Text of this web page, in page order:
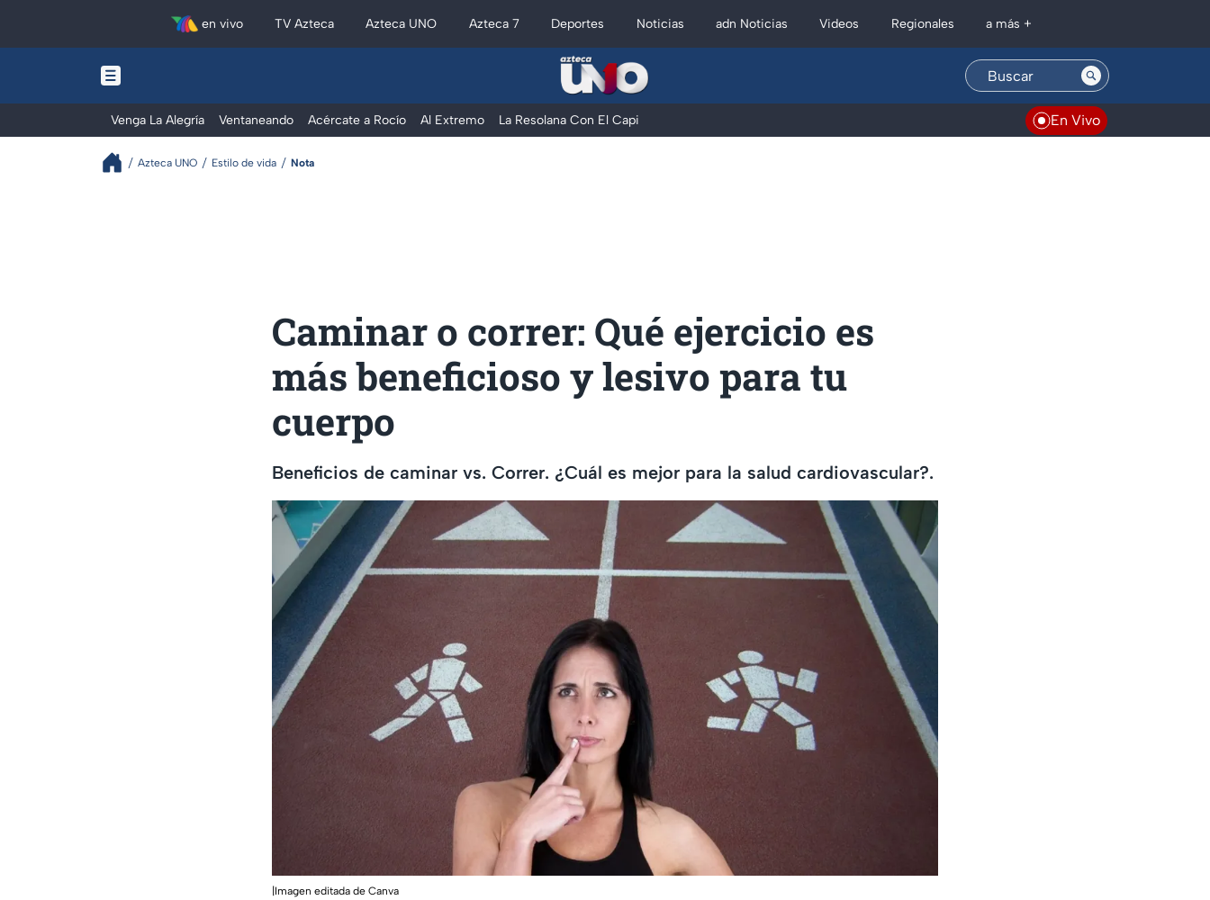
en vivo TV Azteca Azteca UNO Azteca 7 Deportes Noticias adn Noticias Videos Regionales a más +
Venga La Alegría Ventaneando Acércate a Rocío Al Extremo La Resolana Con El Capi En Vivo
Azteca UNO Estilo de vida Nota
Caminar o correr: Qué ejercicio es
más beneficioso y lesivo para tu
cuerpo
Beneficios de caminar vs. Correr. ¿Cuál es mejor para la salud cardiovascular?.
|Imagen editada de Canva